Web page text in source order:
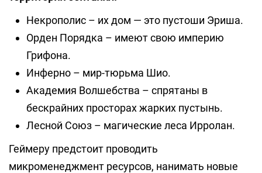
Некрополис – их дом — это пустоши Эриша.
Орден Порядка – имеют свою империю
Грифона.
Инферно – мир-тюрьма Шио.
Академия Волшебства – спрятаны в
бескрайних просторах жарких пустынь.
Лесной Союз – магические леса Ирролан.
Геймеру предстоит проводить
микроменеджмент ресурсов, нанимать новые